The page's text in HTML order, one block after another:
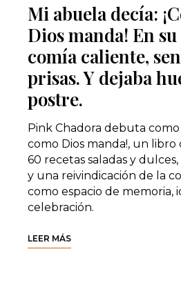
Mi abuela decía:
Dios manda! En
comía caliente,
prisas. Y dejaba
postre.
Pink Chadora debuta como
como Dios manda!, un
60 recetas saladas y
y una reivindicación de la
como espacio de memoria,
celebración.
LEER MÁS